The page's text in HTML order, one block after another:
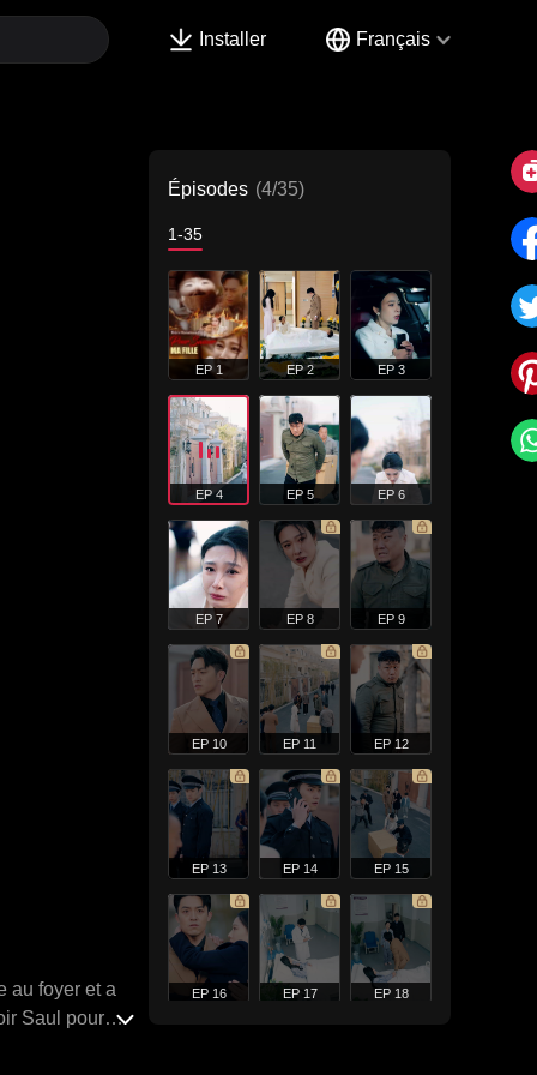
Installer Français
au foyer et a
Saul pour
Épisodes (4/35)
1-35
EP 1 EP 2 EP 3
EP 4 EP 5 EP 6
EP 7 EP 8 EP 9
EP 10 EP 11 EP 12
EP 13 EP 14 EP 15
EP 16 EP 17 EP 18